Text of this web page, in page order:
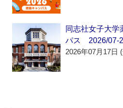
同志社女子大
パス 2026/07-
2026年07月17日